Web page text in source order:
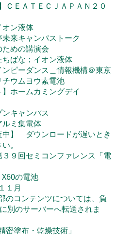
ＣＥＡＴＥＣＪＡＰＡＮ２０
オン液体
来キャンパストーク
めの講演会
ちばな；イオン液体
ンピーダンス＿情報機構＠東京
チウムヨウ素電池
】ホームカミングデイ
ンキャンパス
ルミ集電体
中】 ダウンロードが遅いとき
。
３９回セミコンファレンス「電
の電池
１月
のコンテンツについては、負
別のサーバーへ転送されま
密塗布・乾燥技術」